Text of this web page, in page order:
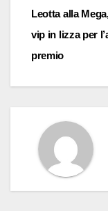
Leotta alla
vip in lizza per
premio